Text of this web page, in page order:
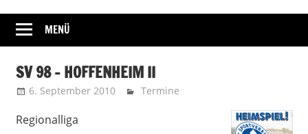
UFFBASSE!
Darmstadt
MENÜ
SV 98 – HOFFENHEIM II
6. September 2010 Uffbasse
Termine
Regionalliga